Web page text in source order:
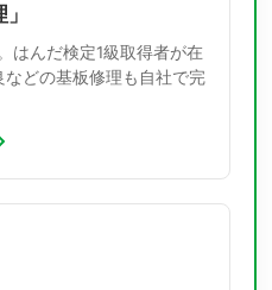
はんだ検定1級取得者が在
どの基板修理も自社で完